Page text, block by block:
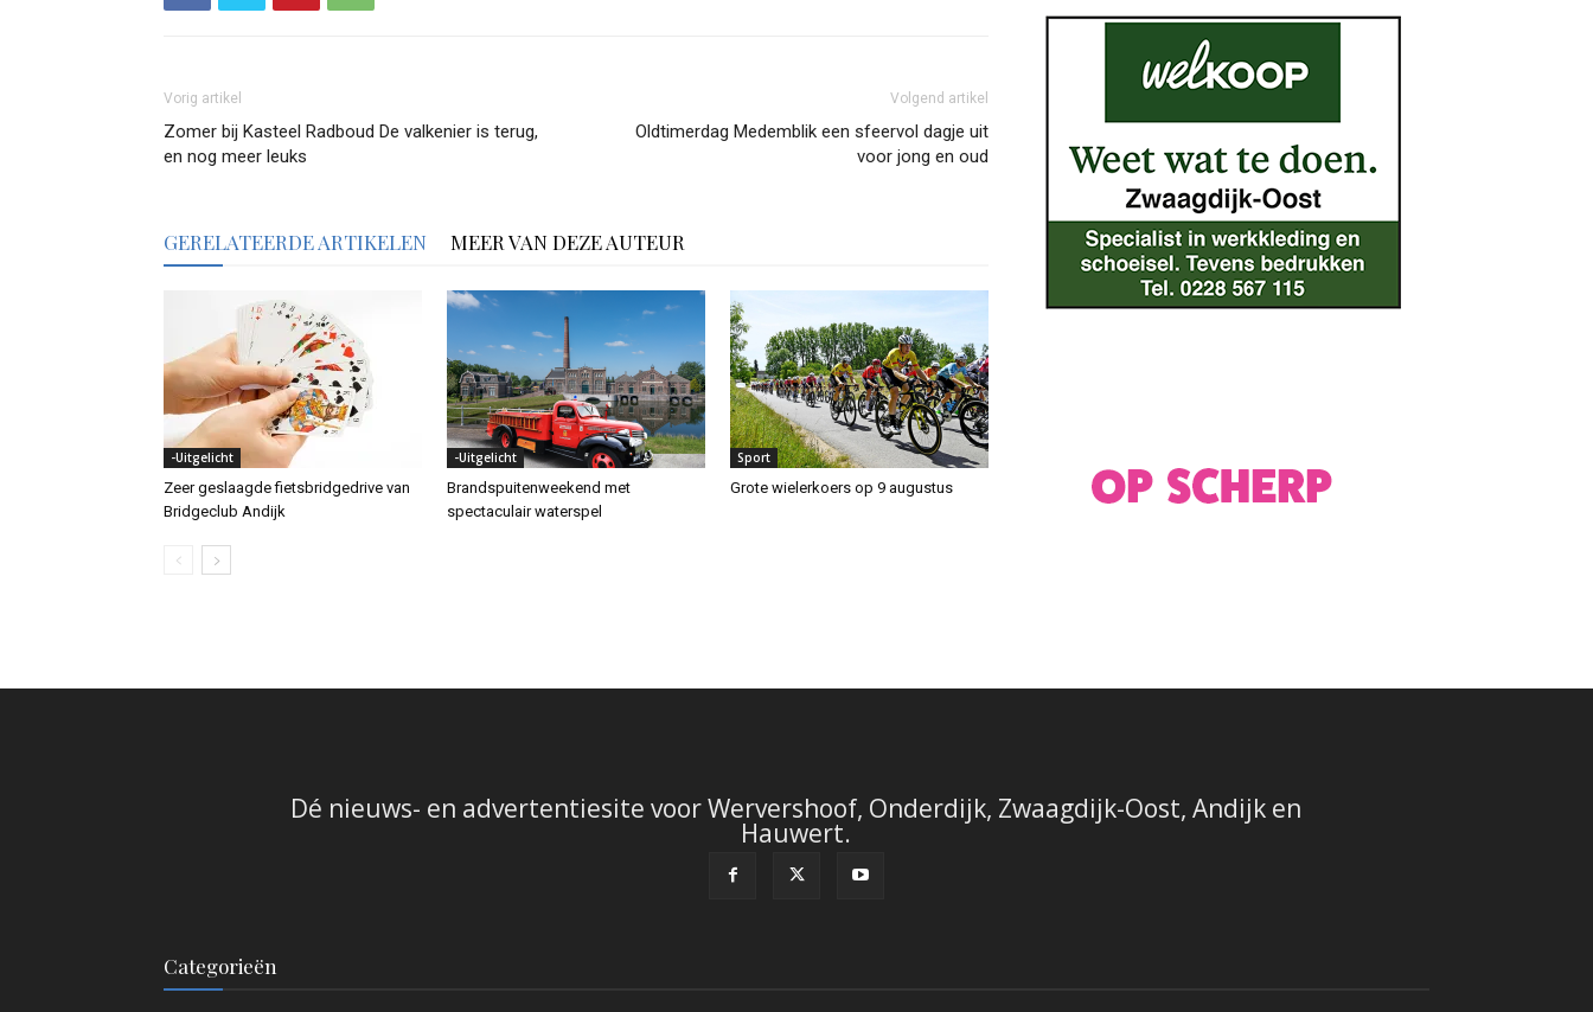
Vorig artikel
Zomer bij Kasteel Radboud De valkenier is terug,
en nog meer leuks
Volgend artikel
Oldtimerdag Medemblik een sfeervol dagje uit
voor jong en oud
GERELATEERDE ARTIKELEN MEER VAN DEZE AUTEUR
-Uitgelicht
Zeer geslaagde fietsbridgedrive van
Bridgeclub Andijk
-Uitgelicht
Brandspuitenweekend met
spectaculair waterspel
Sport
Grote wielerkoers op 9 augustus
Dé nieuws- en advertentiesite voor Wervershoof, Onderdijk, Zwaagdijk-Oost, Andijk en
Hauwert.
Categorieën